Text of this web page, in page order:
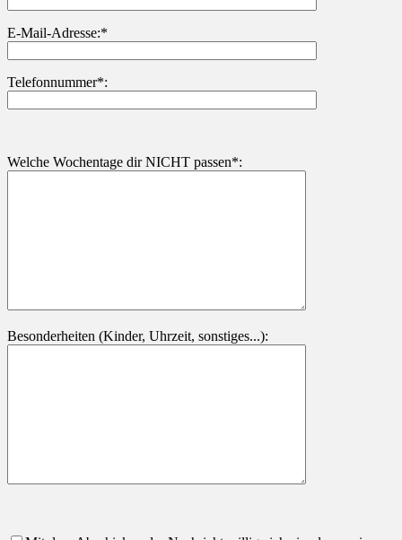
Bitte lasse dieses Feld leer.
E-Mail-Adresse:*
Telefonnummer*:
Welche Wochentage dir NICHT passen*:
Besonderheiten (Kinder, Uhrzeit, sonstiges...):